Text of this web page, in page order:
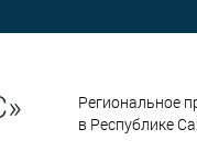
Региональное
в Республике